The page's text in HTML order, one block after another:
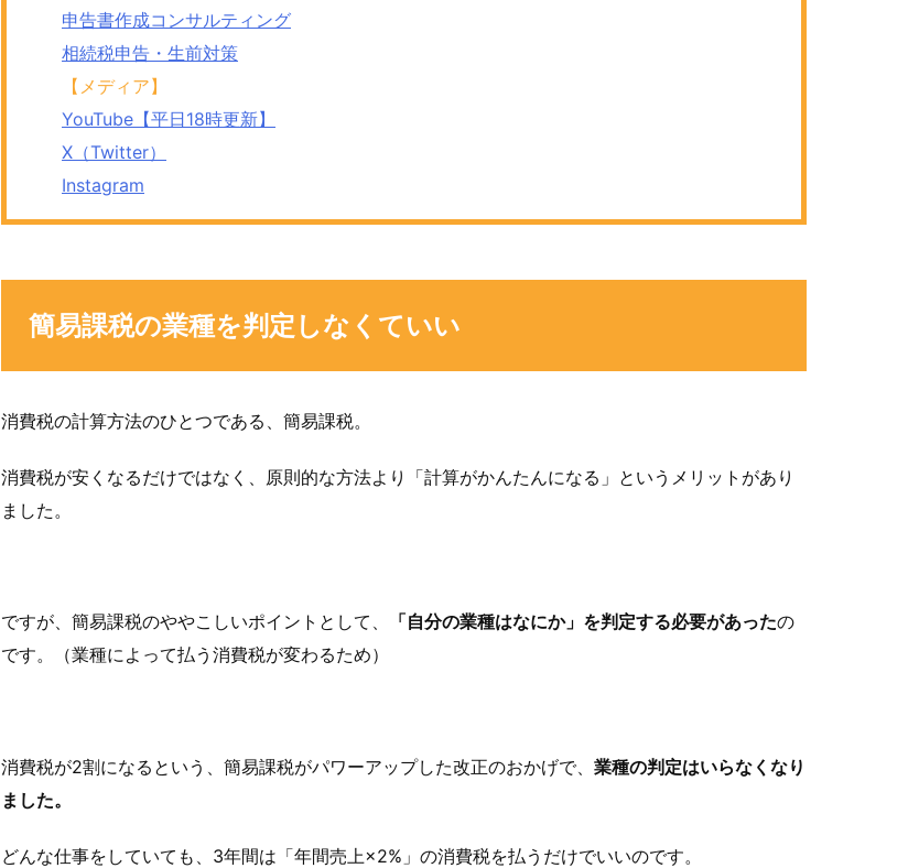
申告書作成コンサルティング
相続税申告・生前対策
【メディア】
YouTube【平日18時更新】
X（Twitter）
Instagram
簡易課税の業種を判定しなくていい
消費税の計算方法のひとつである、簡易課税。
消費税が安くなるだけではなく、原則的な方法より「計算がかんたんになる」というメリットがあり
ました。
ですが、簡易課税のややこしいポイントとして、 「自分の業種はなにか」を判定する必要があったの
です。（業種によって払う消費税が変わるため）
消費税が2割になるという、簡易課税がパワーアップした改正のおかげで、 業種の判定はいらなくなり
ました。
どんな仕事をしていても、3年間は「年間売上×2%」の消費税を払うだけでいいのです。